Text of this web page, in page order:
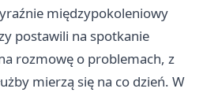
międzypokoleniowy
postawili na spotkanie
rozmowę o problemach, z
mierzą się na co dzień. W